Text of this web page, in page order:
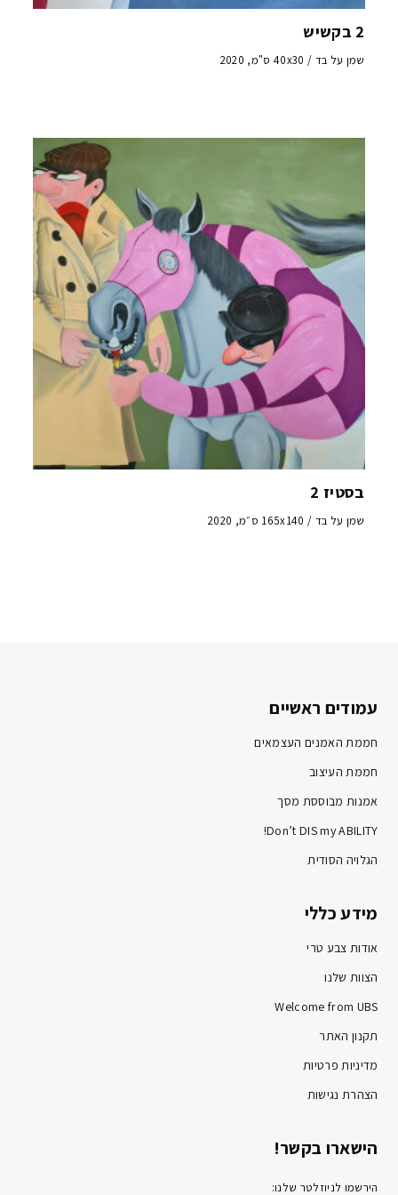
2 בקשיש
שמן על בד / 40x30 ס"מ, 2020
בסטיז 2
שמן על בד / 165x140 ס״מ, 2020
עמודים ראשיים
חממת האמנים העצמאים
חממת העיצוב
אמנות מבוססת מסך
Don’t DIS my ABILITY!
הגלויה הסודית
מידע כללי
אודות צבע טרי
הצוות שלנו
Welcome from UBS
תקנון האתר
מדיניות פרטיות
הצהרת נגישות
הישארו בקשר!
הירשמו לניוזלטר שלנו: